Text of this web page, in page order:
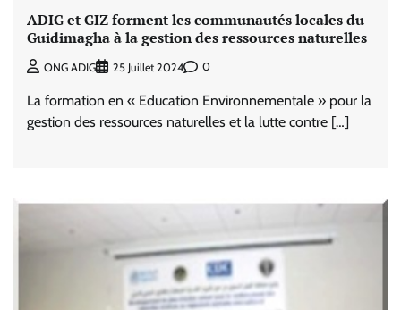
ADIG et GIZ forment les communautés locales du
Guidimagha à la gestion des ressources naturelles
ONG ADIG 25 Juillet 2024 0
La formation en « Education Environnementale » pour la
gestion des ressources naturelles et la lutte contre […]